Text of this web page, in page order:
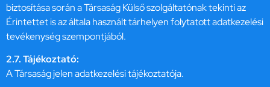
biztosítása során a Társaság Külső szolgáltatónak tekinti az
Érintettet is az általa használt tárhelyen folytatott adatkezelési
tevékenység szempontjából.
2.7. Tájékoztató:
A Társaság jelen adatkezelési tájékoztatója.